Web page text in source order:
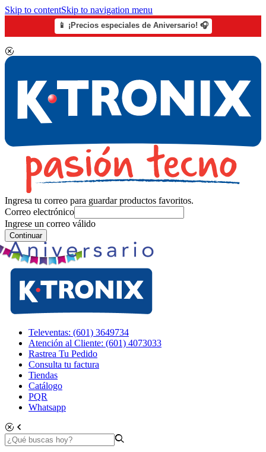
Skip to contentSkip to navigation menu
📱 ¡Precios especiales de Aniversario! 🎧
Ingresa tu correo para guardar productos favoritos.
Correo electrónico
Ingrese un correo válido
Continuar
Televentas: (601) 3649734
Atención al Cliente: (601) 4073033
Rastrea Tu Pedido
Consulta tu factura
Tiendas
Catálogo
PQR
Whatsapp